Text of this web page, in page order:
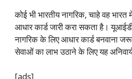
कोई भी भारतीय नागरिक, चाहे वह भारत
आधार कार्ड जारी करा सकता है।
नागरिक के लिए आधार कार्ड बनवाना
सेवाओं का लाभ उठाने के लिए यह अनिवार्य
[ads]